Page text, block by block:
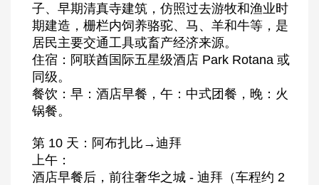
子、早期清真寺建筑，仿照过去游牧和渔业时
期建造，栅栏内饲养骆驼、马、羊和牛等，是
居民主要交通工具或畜产经济来源。
住宿：阿联酋国际五星级酒店 Park Rotana 或
同级。
餐饮：早：酒店早餐，午：中式团餐，晚：火
锅餐。
第 10 天：阿布扎比→迪拜
上午：
酒店早餐后，前往奢华之城 - 迪拜（车程约 2